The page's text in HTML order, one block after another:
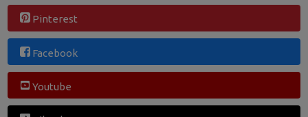
Pinterest
Facebook
Youtube